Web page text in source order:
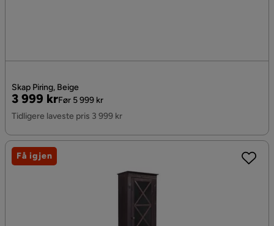
Skap Piring, Beige
Pris
3 999 kr
Original
Pris
Før 5 999 kr
Tidligere laveste pris 3 999 kr
Få igjen